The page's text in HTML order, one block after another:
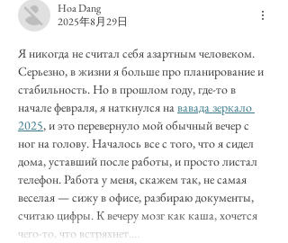
Hoa Dang
2025年8月29日
Я никогда не считал себя азартным человеком.
Серьезно, в жизни я больше про планирование и
стабильность. Но в прошлом году, где-то в
начале февраля, я наткнулся на вавада зеркало
2025, и это перевернуло мой обычный вечер с
ног на голову. Началось все с того, что я сидел
дома, уставший после работы, и просто листал
телефон. Работа у меня, скажем так, не самая
веселая — сижу в офисе, разбираю документы,
считаю цифры. К вечеру мозг как каша, хочется
чего-то, что встряхнет.…